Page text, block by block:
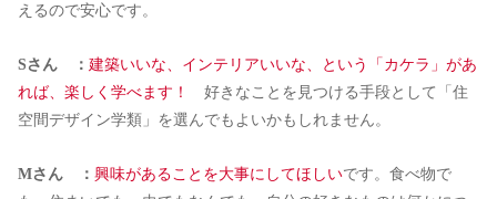
えるので安心です。
Sさん ： 建築いいな、インテリアいいな、という「カケラ」があ
れば、楽しく学べます！
好きなことを見つける手段として「住
空間デザイン学類」を選んでもよいかもしれません。
Mさん ： 興味があることを大事にしてほしいです。食べ物で